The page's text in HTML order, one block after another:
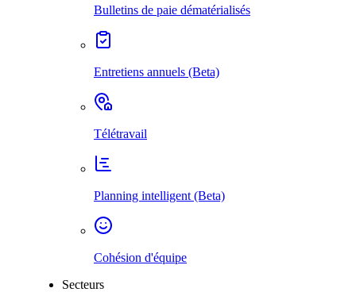
Bulletins de paie dématérialisés
Entretiens annuels (Beta)
Télétravail
Planning intelligent (Beta)
Cohésion d'équipe
Secteurs